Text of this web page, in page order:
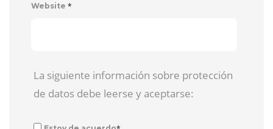
Website *
La siguiente información sobre protección
de datos debe leerse y aceptarse: